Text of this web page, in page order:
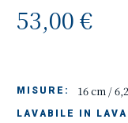
53,00 €
MISURE: 16 cm /
LAVABILE IN